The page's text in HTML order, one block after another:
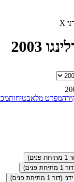
2003
מפרט מלאבטיחות